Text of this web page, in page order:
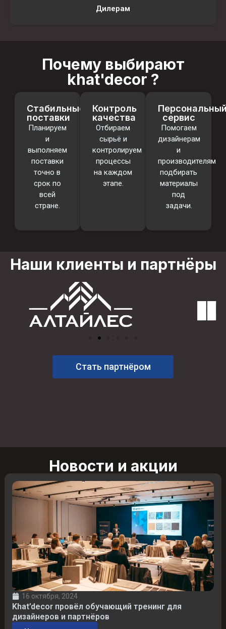
Дилерам
Почему выбирают
khat'decor ?
Стабильные
поставки
Планируем
и
выполняем
поставки
точно в
срок по
всей
стране.
Контроль
качества
Отбираем
сырьё и
контролируем
процессы
на каждом
этапе.
сервис
Помогаем
дизайнерам
и
производителям
подбирать
материалы
под
задачи.
Наши клиенты и партнёры
Стать партнёром
Новости и акции
16 октября, 2024
Khat’decor провёл обучающий тренинг для
дизайнеров и партнёров